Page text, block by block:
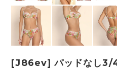
[J86ev] パッドなし3/